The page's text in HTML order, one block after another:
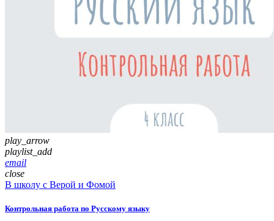
play_arrow
playlist_add
email
close
В школу с Верой и Фомой
Контрольная работа по Русскому языку